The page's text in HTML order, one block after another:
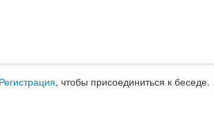
Регистрация, чтобы присоединиться к беседе.